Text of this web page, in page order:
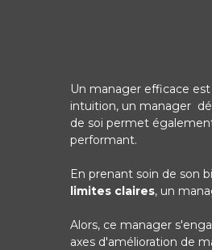
Un manager efficace
intuition, un manager
de soi permet
performant.
En prenant soin de son
limites claires, un
Alors, ce manager
axes d'amélioration de